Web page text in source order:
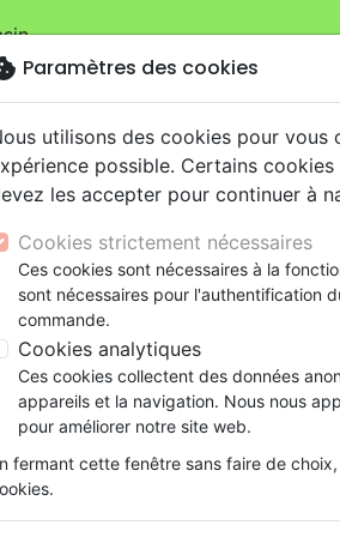
sur la boutiqueLa Maison de la
Nouveautés
Testaments
NEG
Santé
Couple
ans Latino, Folk
Soul
Rap,
animés
conférences
Jeux
Lecteur à recharge solaire - livré
Bible Segond
Lecteur à
USB
Paramètres des cookies
utilisons des cookies pour vous
possible. Certains
les accepter pour continuer à
Cookies strictement nécessaires
Ces cookies sont nécessaires à la
sont nécessaires pour l'authentification
commande.
Cookies analytiques
Ces cookies collectent des données
appareils et la navigation. Nous nous
pour améliorer notre site web.
fermant cette fenêtre sans faire de